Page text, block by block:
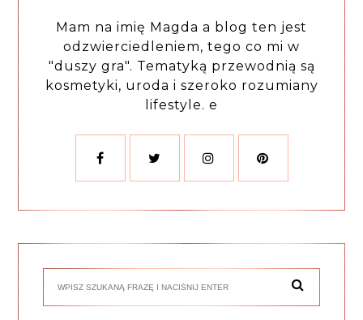
Mam na imię Magda a blog ten jest
odzwierciedleniem, tego co mi w
"duszy gra". Tematyką przewodnią są
kosmetyki, uroda i szeroko rozumiany
lifestyle. e